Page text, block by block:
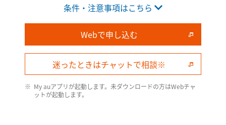
条件・注意事項はこちら
Webで申し込む
迷ったときはチャットで相談※
My auアプリが​起動します。​未ダウンロードの​方は​Webチャ
ットが​起動します。​